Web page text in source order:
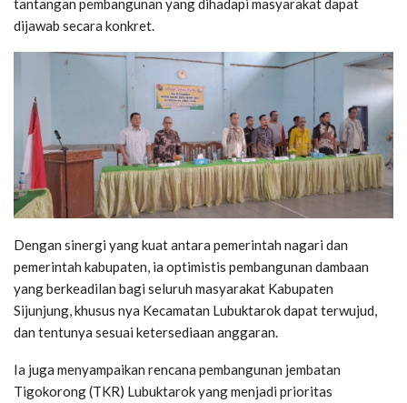
tantangan pembangunan yang dihadapi masyarakat dapat
dijawab secara konkret.
Dengan sinergi yang kuat antara pemerintah nagari dan
pemerintah kabupaten, ia optimistis pembangunan dambaan
yang berkeadilan bagi seluruh masyarakat Kabupaten
Sijunjung, khusus nya Kecamatan Lubuktarok dapat terwujud,
dan tentunya sesuai ketersediaan anggaran.
Ia juga menyampaikan rencana pembangunan jembatan
Tigokorong (TKR) Lubuktarok yang menjadi prioritas